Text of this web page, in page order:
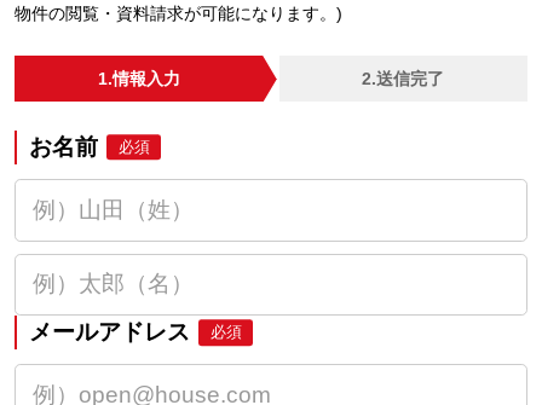
物件の閲覧・資料請求が可能になります。)
1.情報入力 2.送信完了
お名前 必須
メールアドレス 必須